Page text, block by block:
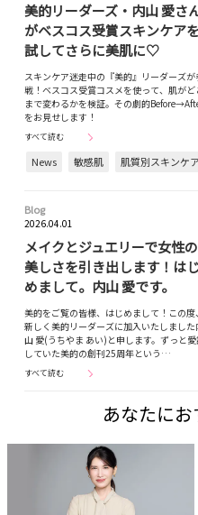
美的リーダーズ・内山 愛さ
がベスコス受賞スキンケアを
試してさらに美肌に♡
スキンケア迷走中の『美的』リーダーズが
戦！ベスコス受賞コスメを使って、肌がど
まで変わるかを検証。その劇的
をお見せします！
すべて読む
News 敏感肌 肌質別スキンケ
Blog
2026.04.01
メイクとジュエリーで女性の
美しさを引き出します！は
めまして。内山 愛です。
美的をご覧の皆様、はじめまして！この度、
新しく美的リーダーズに加入いたしました
山 愛(うちやま あい)と申します。ずっと
していた美的の創刊25周年という…
すべて読む
あなたに